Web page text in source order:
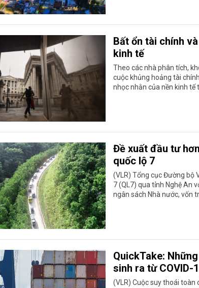
Bất ổn tài chính
kinh tế
Theo các nhà phân tích,
cuộc khủng hoảng tài
nhọc nhằn của nền kinh tế
Đề xuất đầu tư
quốc lộ 7
(VLR) Tổng cục Đường bộ
7 (QL7) qua tỉnh Nghệ An
ngân sách Nhà nước, vốn
QuickTake:
sinh ra từ COVID-
(VLR) Cuộc suy thoái toàn